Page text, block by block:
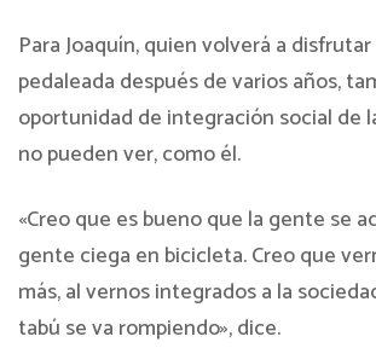
Para Joaquín, quien volverá a
pedaleada después de varios años,
oportunidad de integración social de
no pueden ver, como él.
«Creo que es bueno que la gente se
gente ciega en bicicleta. Creo que
más, al vernos integrados a la
tabú se va rompiendo», dice.